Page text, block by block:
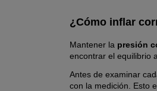
¿Cómo inflar
Mantener la presión
encontrar el equilibrio
Antes de examinar
con la medición. Esto